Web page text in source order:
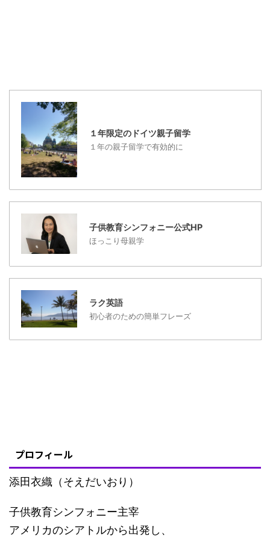
んが夕方まで働いている
子供は、学校で午後もア
クティビティをしたり、
または、午後のクラスを
受けたりする子供もいま
す。その場合は、お弁当
を家からもってくるか、
年のうちは、子供が帰宅
する時間には、仕事を ...
１年限定のドイツ親子留学
１年の親子留学で有効的に
子供教育シンフォニー公式HP
ほっこり母親学
ラク英語
初心者のための簡単フレーズ
プロフィール
添田衣織（そえだいおり）
子供教育シンフォニー主宰
アメリカのシアトルから出発し、